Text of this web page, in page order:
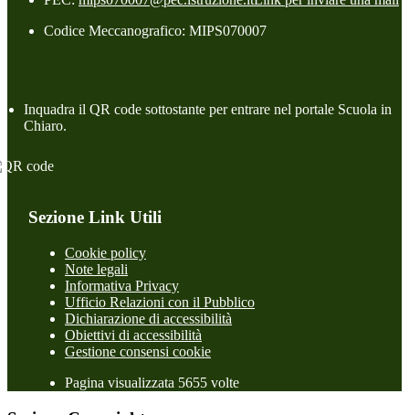
Codice Meccanografico: MIPS070007
Inquadra il QR code sottostante per entrare nel portale Scuola in
Chiaro.
Sezione Link Utili
Cookie policy
Note legali
Informativa Privacy
Ufficio Relazioni con il Pubblico
Dichiarazione di accessibilità
Obiettivi di accessibilità
Gestione consensi cookie
Pagina visualizzata 5655 volte